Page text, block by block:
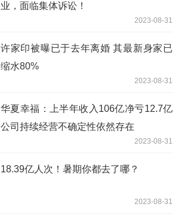
业，面临集体诉讼！
2023-08-31
许家印被曝已于去年离婚 其最新身家已
缩水80%
2023-08-31
华夏幸福：上半年收入106亿净亏12.7亿
公司持续经营不确定性依然存在
2023-08-31
18.39亿人次！暑期你都去了哪？
2023-08-31